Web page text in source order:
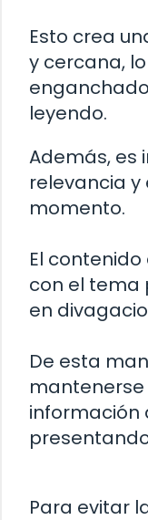
Esto crea
y cercana,
leyendo.
Además,
relevancia
momento.
El
con el tema
en
De esta
información
Para evitar